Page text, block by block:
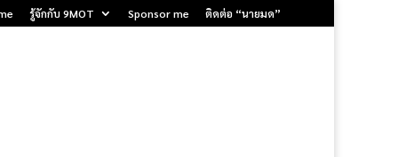
รู้จักกับ 9MOT Sponsor me ติดต่อ “นายมด”